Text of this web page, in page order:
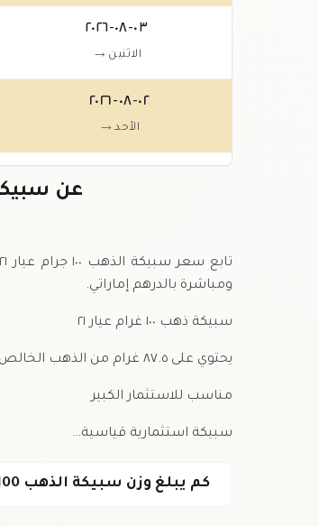
٠٣-٠٨-٢٠٢٦
الاثنين →
٠٢-٠٨-٢٠٢٦
الأحد→
عن سبيكة ذهب ١٠٠ جرام
ومباشرة بالدرهم إماراتي.
سبيكة ذهب ١٠٠ غرام عيار ٢١
يحتوي على ٨٧.٥ غرام من الذهب الخالص
مناسب للاستثمار الكبير
سبيكة استثمارية قياسية…
كم يبلغ وزن سبيكة الذهب 100 غرام عيار 21؟